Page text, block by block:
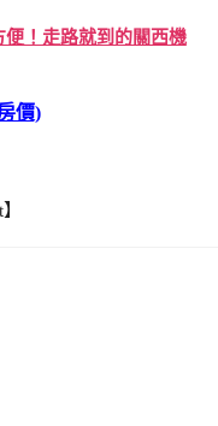
便！走路就到的關西機
價)